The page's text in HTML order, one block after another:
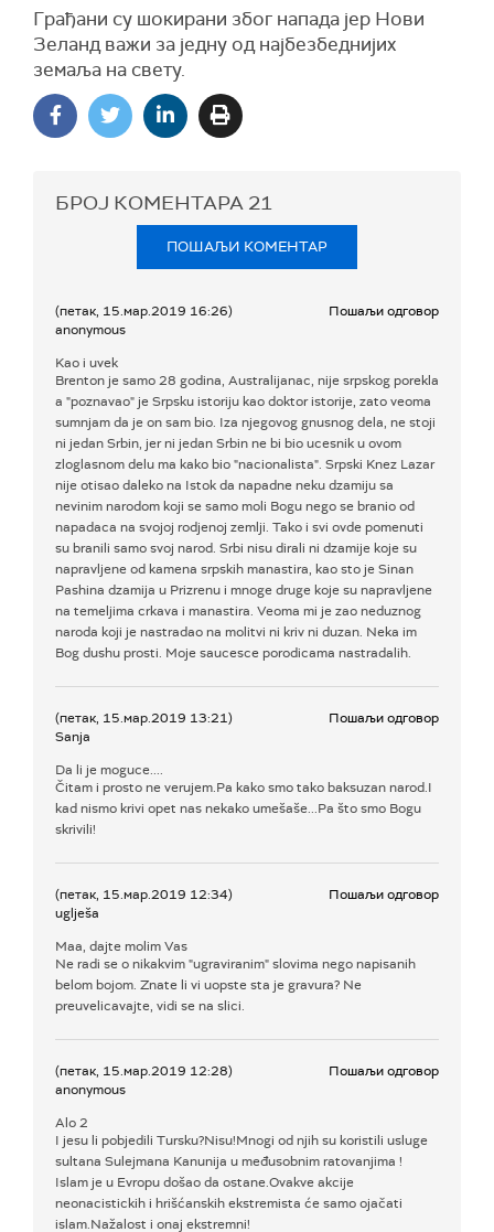
Грађани су шокирани због напада јер Нови
Зеланд важи за једну од најбезбеднијих
земаља на свету.
БРОЈ КОМЕНТАРА 21
ПОШАЉИ КОМЕНТАР
(петак, 15.мар.2019 16:26)
anonymous
Пошаљи одговор
Kao i uvek
Brenton je samo 28 godina, Australijanac, nije srpskog porekla
a "poznavao" je Srpsku istoriju kao doktor istorije, zato veoma
sumnjam da je on sam bio. Iza njegovog gnusnog dela, ne stoji
ni jedan Srbin, jer ni jedan Srbin ne bi bio ucesnik u ovom
zloglasnom delu ma kako bio "nacionalista". Srpski Knez Lazar
nije otisao daleko na Istok da napadne neku dzamiju sa
nevinim narodom koji se samo moli Bogu nego se branio od
napadaca na svojoj rodjenoj zemlji. Tako i svi ovde pomenuti
su branili samo svoj narod. Srbi nisu dirali ni dzamije koje su
napravljene od kamena srpskih manastira, kao sto je Sinan
Pashina dzamija u Prizrenu i mnoge druge koje su napravljene
na temeljima crkava i manastira. Veoma mi je zao neduznog
naroda koji je nastradao na molitvi ni kriv ni duzan. Neka im
Bog dushu prosti. Moje saucesce porodicama nastradalih.
(петак, 15.мар.2019 13:21)
Sanja
Пошаљи одговор
Da li je moguce....
Čitam i prosto ne verujem.Pa kako smo tako baksuzan narod.I
kad nismo krivi opet nas nekako umešaše...Pa što smo Bogu
skrivili!
(петак, 15.мар.2019 12:34)
uglješa
Пошаљи одговор
Maa, dajte molim Vas
Ne radi se o nikakvim "ugraviranim" slovima nego napisanih
belom bojom. Znate li vi uopste sta je gravura? Ne
preuvelicavajte, vidi se na slici.
(петак, 15.мар.2019 12:28)
anonymous
Пошаљи одговор
Alo 2
I jesu li pobjedili Tursku?Nisu!Mnogi od njih su koristili usluge
sultana Sulejmana Kanunija u međusobnim ratovanjima !
Islam je u Evropu došao da ostane.Ovakve akcije
neonacistickih i hrišćanskih ekstremista će samo ojačati
islam.Nažalost i onaj ekstremni!